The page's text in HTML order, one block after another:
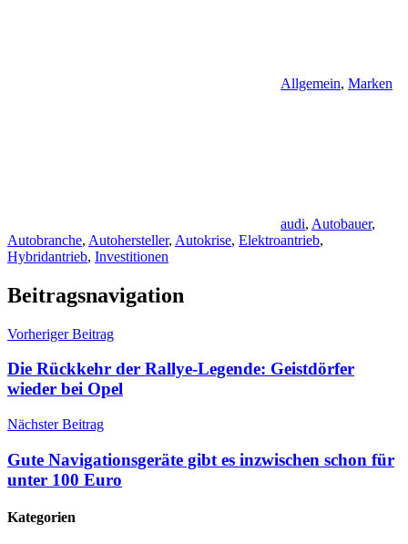
Allgemein, Marken
audi, Autobauer,
Autobranche, Autohersteller, Autokrise, Elektroantrieb,
Hybridantrieb, Investitionen
Beitragsnavigation
Vorheriger Beitrag
Die Rückkehr der Rallye-Legende: Geistdörfer
wieder bei Opel
Nächster Beitrag
Gute Navigationsgeräte gibt es inzwischen schon für
unter 100 Euro
Kategorien